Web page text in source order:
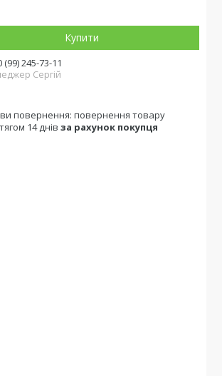
Купити
(99) 245-73-11
Сергій
повернення товару
14 днів за рахунок покупця